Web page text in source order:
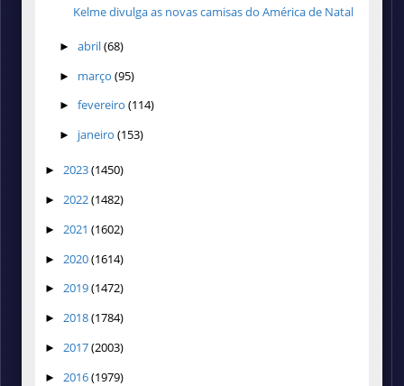
Kelme divulga as novas camisas do América de Natal
► abril(68)
► março (95)
► fevereiro (114)
► janeiro (153)
► 2023(1450)
► 2022(1482)
► 2021 (1602)
► 2020(1614)
► 2019(1472)
► 2018(1784)
► 2017(2003)
► 2016(1979)